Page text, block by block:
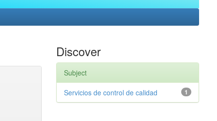
Discover
Subject
1
Servicios de control de calidad